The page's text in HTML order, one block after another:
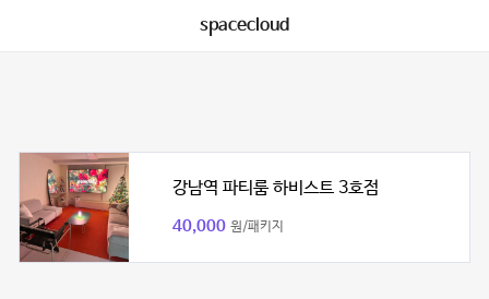
spacecloud
강남역 파티룸 하비스트 3호점
40,000 원/패키지